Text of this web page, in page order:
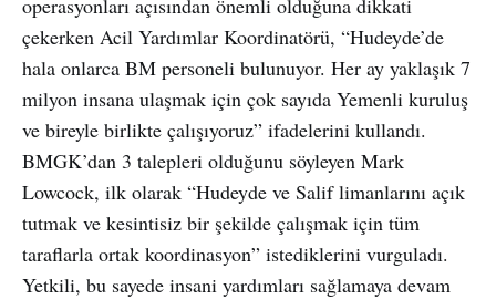
çekerken Acil Yardımlar Koordinatörü, “Hudeyde’de
hala onlarca BM personeli bulunuyor. Her ay yaklaşık 7
milyon insana ulaşmak için çok sayıda Yemenli kuruluş
ve bireyle birlikte çalışıyoruz” ifadelerini kullandı.
BMGK’dan 3 talepleri olduğunu söyleyen Mark
Lowcock, ilk olarak “Hudeyde ve Salif limanlarını açık
tutmak ve kesintisiz bir şekilde çalışmak için tüm
taraflarla ortak koordinasyon” istediklerini vurguladı.
Yetkili, bu sayede insani yardımları sağlamaya devam